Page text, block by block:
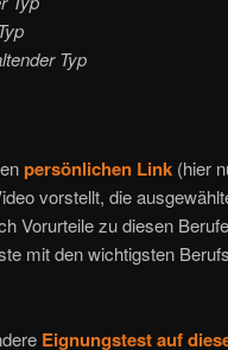
Typ
persönlichen Link (hier
vorstellt, die
Vorurteile zu diesen
mit den wichtigsten
Eignungstest auf